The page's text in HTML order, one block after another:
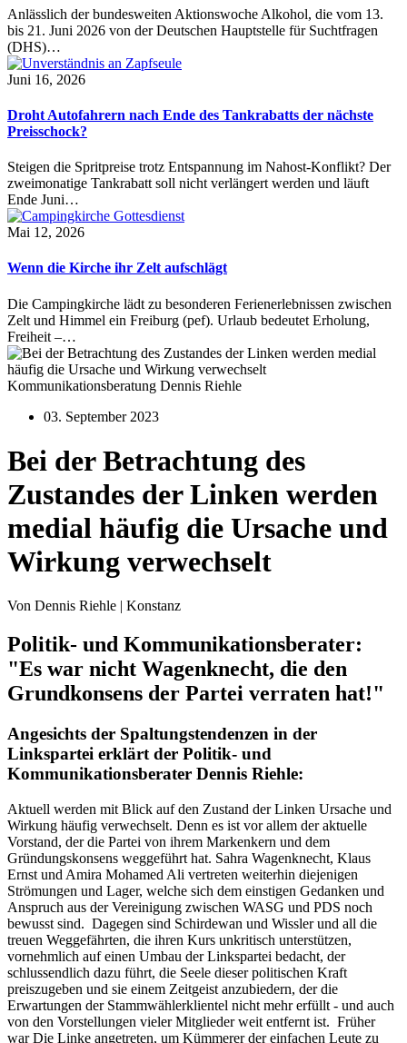
Anlässlich der bundesweiten Aktionswoche Alkohol, die vom 13.
bis 21. Juni 2026 von der Deutschen Hauptstelle für Suchtfragen
(DHS)…
Juni 16, 2026
Droht Autofahrern nach Ende des Tankrabatts der nächste
Preisschock?
Steigen die Spritpreise trotz Entspannung im Nahost-Konflikt? Der
zweimonatige Tankrabatt soll nicht verlängert werden und läuft
Ende Juni…
Mai 12, 2026
Wenn die Kirche ihr Zelt aufschlägt
Die Campingkirche lädt zu besonderen Ferienerlebnissen zwischen
Zelt und Himmel ein Freiburg (pef). Urlaub bedeutet Erholung,
Freiheit –…
Kommunikationsberatung Dennis Riehle
03. September 2023
Bei der Betrachtung des
Zustandes der Linken werden
medial häufig die Ursache und
Wirkung verwechselt
Von Dennis Riehle | Konstanz
Politik- und Kommunikationsberater:
"Es war nicht Wagenknecht, die den
Grundkonsens der Partei verraten hat!"
Angesichts der Spaltungstendenzen in der
Linkspartei erklärt der Politik- und
Kommunikationsberater Dennis Riehle:
Aktuell werden mit Blick auf den Zustand der Linken Ursache und
Wirkung häufig verwechselt. Denn es ist vor allem der aktuelle
Vorstand, der die Partei von ihrem Markenkern und dem
Gründungskonsens weggeführt hat. Sahra Wagenknecht, Klaus
Ernst und Amira Mohamed Ali vertreten weiterhin diejenigen
Strömungen und Lager, welche sich dem einstigen Gedanken und
Anspruch aus der Vereinigung zwischen WASG und PDS noch
bewusst sind. Dagegen sind Schirdewan und Wissler und all die
treuen Weggefährten, die ihren Kurs unkritisch unterstützen,
vornehmlich auf einen Umbau der Linkspartei bedacht, der
schlussendlich dazu führt, die Seele dieser politischen Kraft
preiszugeben und sie einem Zeitgeist anzubiedern, der die
Erwartungen der Stammwählerklientel nicht mehr erfüllt - und auch
von den Vorstellungen vieler Mitglieder weit entfernt ist. Früher
war Die Linke angetreten, um Kümmerer der einfachen Leute zu